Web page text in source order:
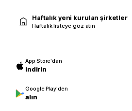
Haftalık yeni kurulan şirketler
Haftalık listeye göz atın
App Store'dan
indirin
Google Play'den
alın